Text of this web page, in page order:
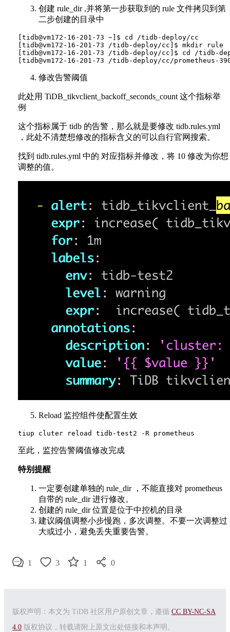
创建 rule_dir ,并将第一步获取到的 rule 文件拷贝到第
二步创建的目录中
[tidb@vm172-16-201-73 ~]$ cd /tidb-deploy/cc
[tidb@vm172-16-201-73 /tidb-deploy/cc]$ mkdir rule
[tidb@vm172-16-201-73 /tidb-deploy/cc]$ cd /tidb-
修改告警阈值
此处用 TiDB_tikvclient_backoff_seconds_count 这个指标举
例
这个指标属于 tidb 的告警，那么就是要修改 tidb.rules.yml
，此处不清楚想修改的指标含义的可以自行官网搜索。
找到 tidb.rules.yml 中的 对应指标并修改，将 10 修改为你想
调整的值。
Reload 监控组件使配置生效
至此，监控告警阈值修改完成
特别提醒
一定要创建单独的 rule_dir ，不能直接对 prometheus
自带的 rule_dir 进行修改。
创建的 rule_dir 位置是位于中控机的目录
建议阈值调整小步慢跑，多次调整。不要一次调整过
大或过小，避免丢失重要告警。
1 3 1 0
版权声明：本文为 TiDB 社区用户原创文章，遵循 CC BY-NC-SA
4.0 版权协议，转载请附上原文出处链接和本声明。